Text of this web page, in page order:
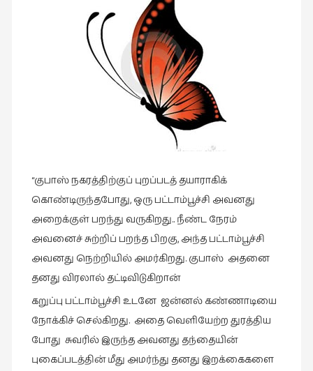
விமர்சனம்
விளையாட்டு
ஷேக்ஸ்பியரின்
உலகம்
“குபாஸ் நகரத்திற்குப் புறப்படத் தயாராகிக்
கொண்டிருந்தபோது, ஒரு பட்டாம்பூச்சி அவனது
அறைக்குள் பறந்து வருகிறது.. நீண்ட நேரம்
அவனைச் சுற்றிப் பறந்த பிறகு, அந்த பட்டாம்பூச்சி
அவனது நெற்றியில் அமர்கிறது. குபாஸ் அதனை
தனது விரலால் தட்டிவிடுகிறான்
கறுப்பு பட்டாம்பூச்சி உடனே ஜன்னல் கண்ணாடியை
நோக்கிச் செல்கிறது. அதை வெளியேற்ற துரத்திய
போது சுவரில் இருந்த அவனது தந்தையின்
புகைப்படத்தின் மீது அமர்ந்து தனது இறக்கைகளை